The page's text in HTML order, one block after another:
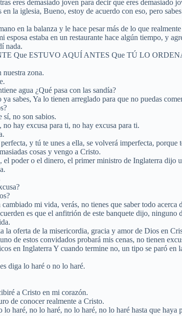
eres demasiado joven para decir que eres demasiado
la iglesia, Bueno, estoy de acuerdo con eso, pero
en la balanza y le hace pesar más de lo que realmente
estaba en un restaurante hace algún tiempo, y
nada.
Que ESTUVO AQUÍ ANTES Que TÚ LO
zona.
agua ¿Qué pasa con las sandía?
sabes, Ya lo tienen arreglado para que no puedas
sí, no son sabios.
hay excusa para ti, no hay excusa para ti.
y tú te unes a ella, se volverá imperfecta, porque
cosas y vengo a Cristo.
poder o el dinero, el primer ministro de Inglaterra
mi vida, verás, no tienes que saber todo
es que el anfitrión de este banquete dijo,
la oferta de la misericordia, gracia y amor de
estos convidados probará mis cenas, no tienen
en Inglaterra Y cuando termine no, un tipo se paró en
diga lo haré o no lo haré.
a Cristo en mi corazón.
de conocer realmente a Cristo.
haré, no lo haré, no lo haré, no lo haré hasta que haya